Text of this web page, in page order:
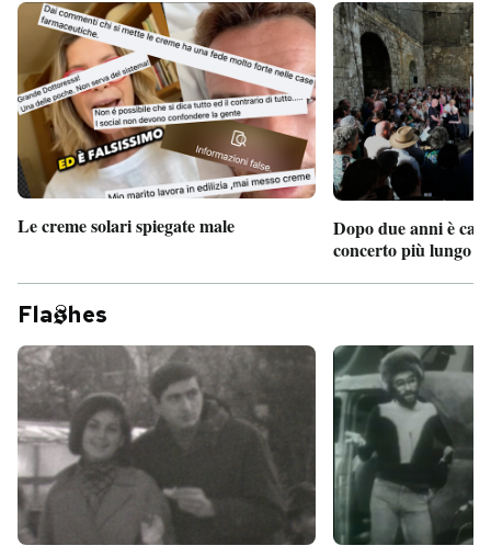
Le creme solari spiegate male
Dopo due anni è
concerto più lungo
Fla hes